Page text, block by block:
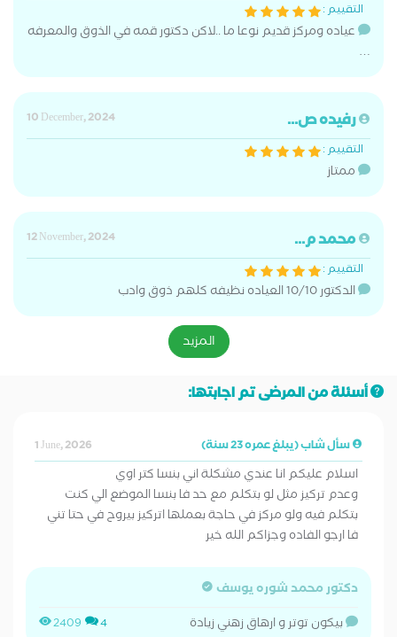
التقييم :
عياده ومركز قديم نوعا ما ..لاكن دكتور قمه في الذوق والمعرفه
…
رفيده ص...
10 December, 2024
التقييم :
ممتاز
محمد م...
12 November, 2024
التقييم :
الدكتور 10/10 العياده نظيفه كلهم ذوق وادب
المزيد
أسئلة من المرضى تم اجابتها:
سأل شاب (يبلغ عمره 23 سنة) 1 June, 2026
اسلام عليكم انا عندي مشكلة اني بنسا كتر اوي
وعدم تركيز مثل لو بتكلم مع حد فا بنسا الموضع الي كنت
بتكلم فيه ولو مركز في حاجة بعملها اتركيز بيروح في حتا تني
فا ارجو الفاده وجزاكم الله خير
دكتور محمد شوره يوسف
2409 4 بيكون توتر و ارهاق زهني زيادة